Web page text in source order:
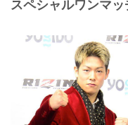
スペシャルワンマ